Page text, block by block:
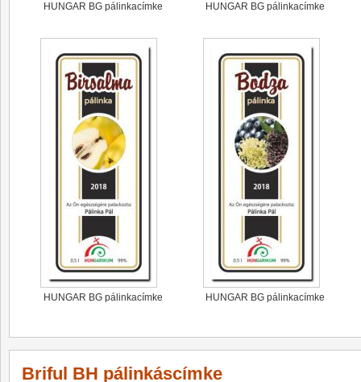
HUNGAR BG pálinkacímke HUNGAR BG pálinkacímke
HUNGAR BG pálinkacímke HUNGAR BG pálinkacímke
Briful BH pálinkáscímke